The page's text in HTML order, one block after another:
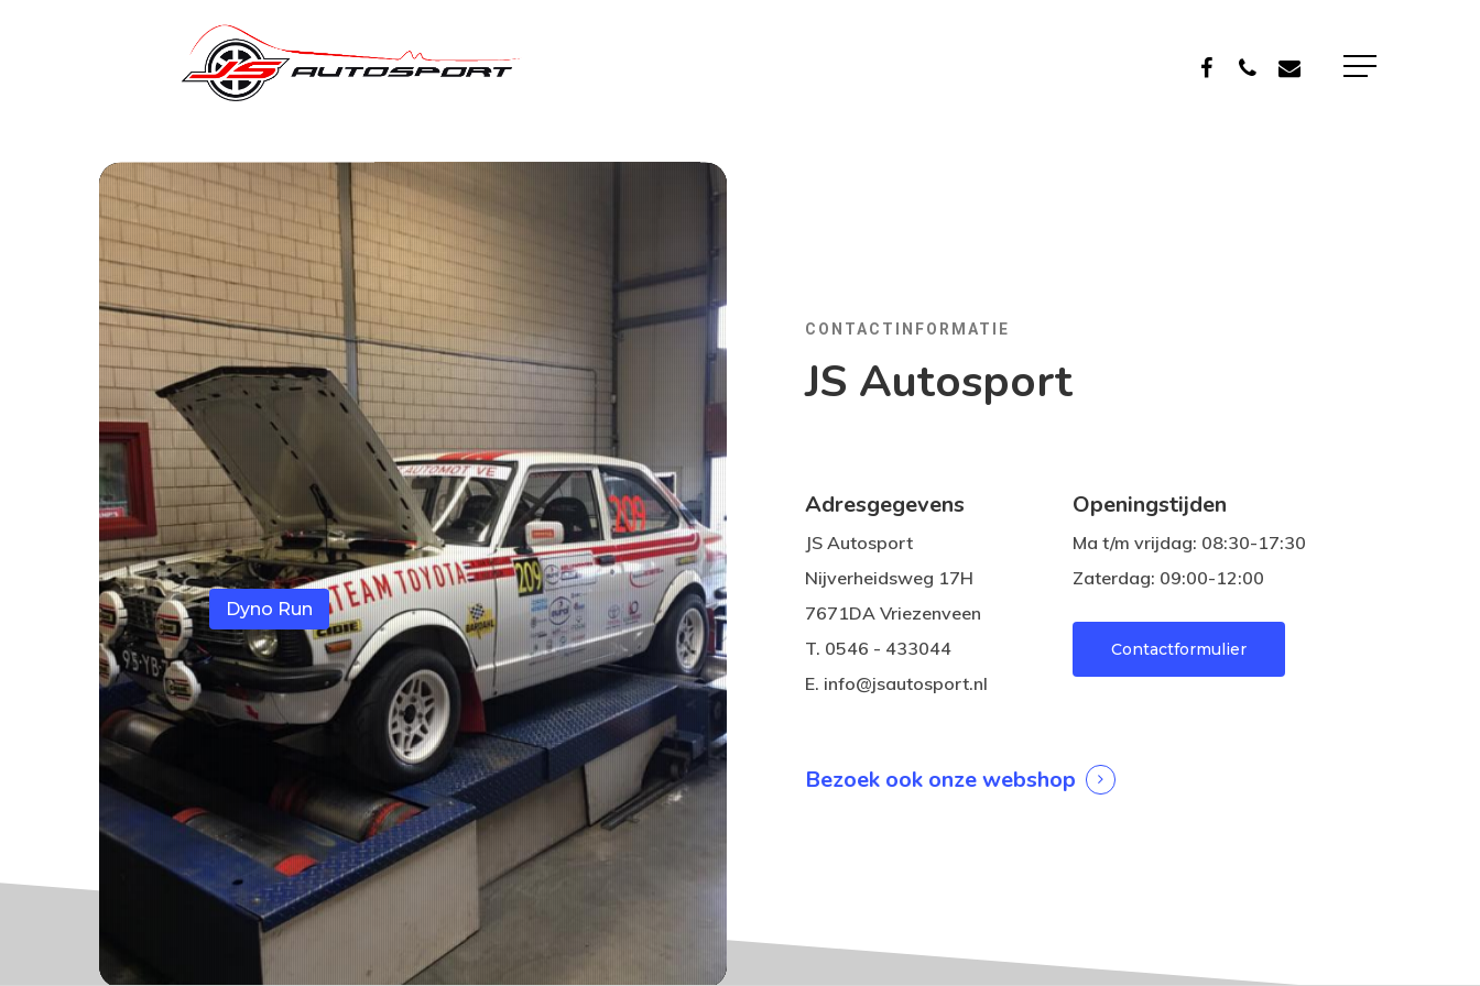
Hit enter to search or ESC to close
Dyno Run
CONTACTINFORMATIE
JS Autosport
Adresgegevens
JS Autosport
Nijverheidsweg 17H
7671DA Vriezenveen
T. 0546 - 433044
E. info@jsautosport.nl
Openingstijden
Ma t/m vrijdag: 08:30-17:30
Zaterdag: 09:00-12:00
Contactformulier
Bezoek ook onze webshop
Home
Webshop
Contact